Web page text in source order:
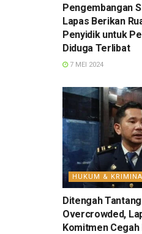
Pengembangan
Lapas Berikan
Penyidik untuk
Diduga Terlibat
7 MEI 2024
HUKUM &
Ditengah
Overcrowded,
Komitmen